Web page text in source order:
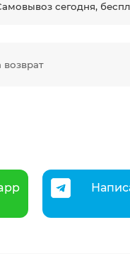
сегодня,
возврат